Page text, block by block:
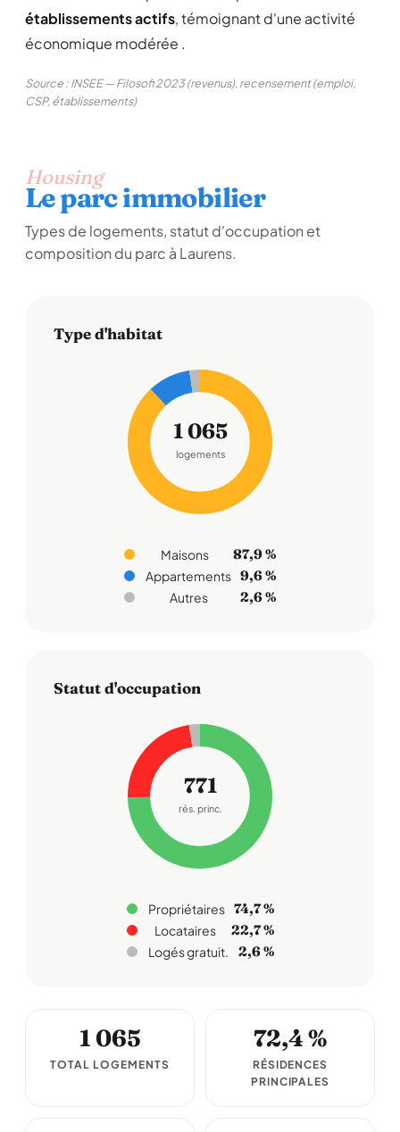
établissements actifs, témoignant d'une activité
économique modérée .
Source : INSEE — Filosofi 2023 (revenus), recensement (emploi,
CSP, établissements)
Housing
Le parc immobilier
Types de logements, statut d'occupation et
composition du parc à Laurens.
Type d'habitat
1 065
logements
Maisons 87,9 %
Appartements 9,6 %
Autres 2,6 %
Statut d'occupation
771
rés. princ.
Propriétaires 74,7 %
Locataires 22,7 %
Logés gratuit. 2,6 %
1 065
TOTAL LOGEMENTS
72,4 %
RÉSIDENCES
PRINCIPALES